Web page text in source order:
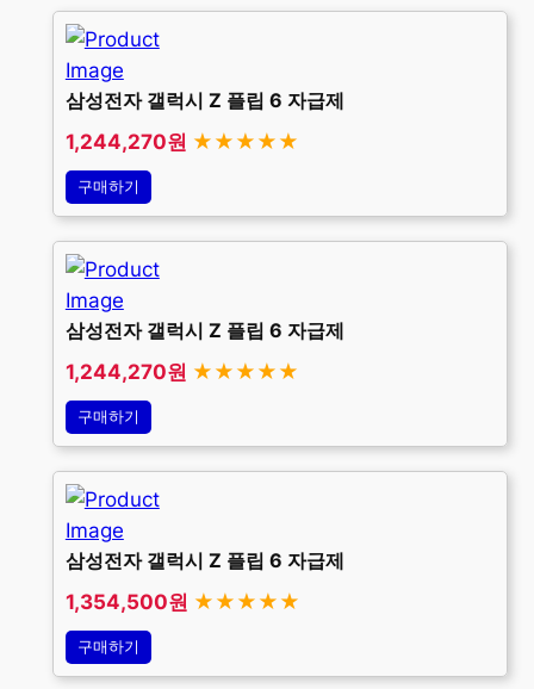
삼성전자 갤럭시 Z 플립 6 자급제
1,244,270원 ★★★★★
구매하기
삼성전자 갤럭시 Z 플립 6 자급제
1,244,270원 ★★★★★
구매하기
삼성전자 갤럭시 Z 플립 6 자급제
1,354,500원 ★★★★★
구매하기